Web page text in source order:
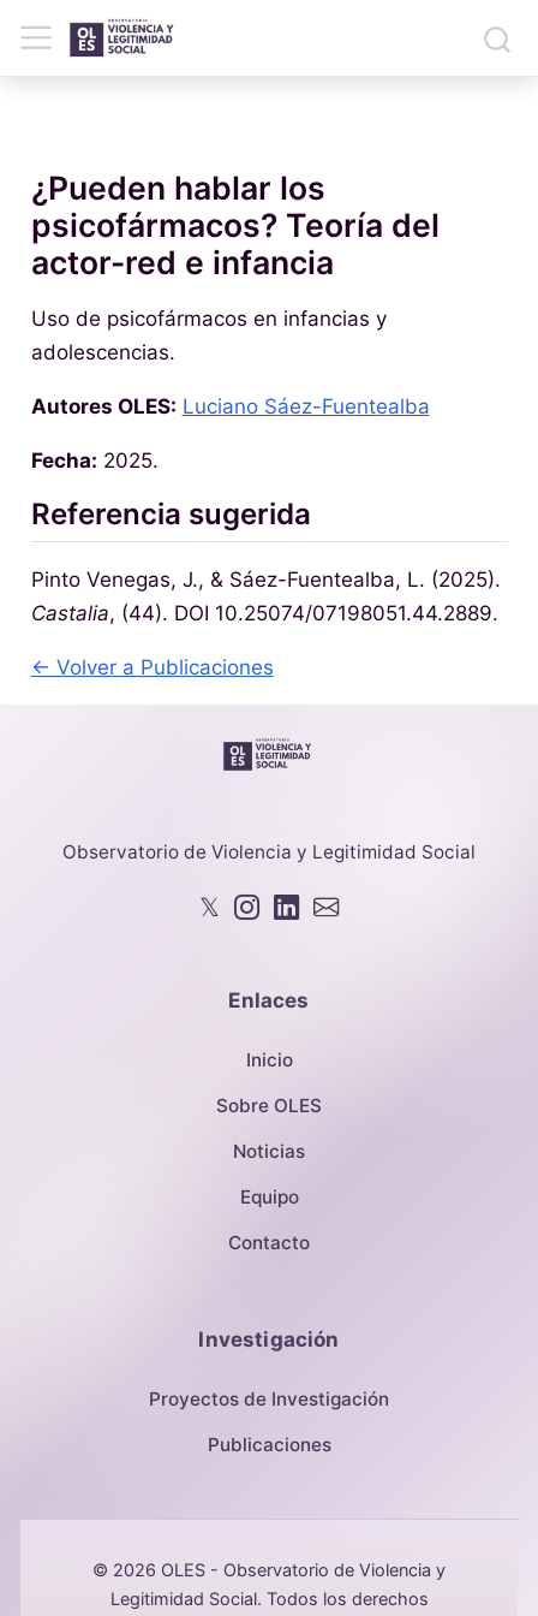
¿Pueden hablar los
psicofármacos? Teoría del
actor-red e infancia
Uso de psicofármacos en infancias y
adolescencias.
Autores OLES: Luciano Sáez-Fuentealba
Fecha: 2025.
Referencia sugerida
Pinto Venegas, J., & Sáez-Fuentealba, L. (2025).
Castalia, (44). DOI 10.25074/07198051.44.2889.
← Volver a Publicaciones
Observatorio de Violencia y Legitimidad Social
𝕏
Enlaces
Inicio
Sobre OLES
Noticias
Equipo
Contacto
Investigación
Proyectos de Investigación
Publicaciones
© 2026 OLES - Observatorio de Violencia y
Legitimidad Social. Todos los derechos